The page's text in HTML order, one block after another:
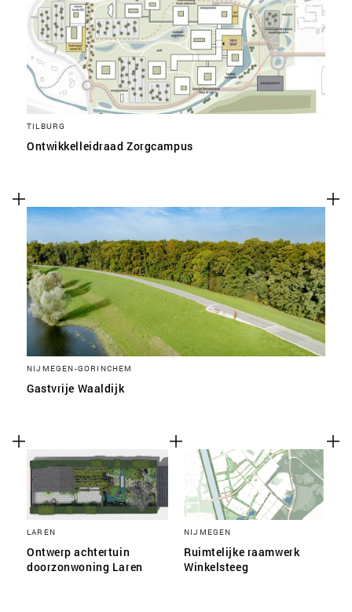
TILBURG
Ontwikkelleidraad Zorgcampus
NIJMEGEN-GORINCHEM
Gastvrije Waaldijk
LAREN
Ontwerp achtertuin
doorzonwoning Laren
NIJMEGEN
Ruimtelijke raamwerk
Winkelsteeg